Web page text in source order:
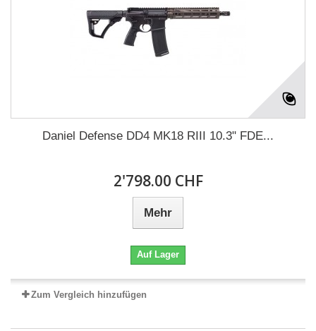
Daniel Defense DD4 MK18 RIII 10.3" FDE...
2'798.00 CHF
Mehr
Auf Lager
Zum Vergleich hinzufügen